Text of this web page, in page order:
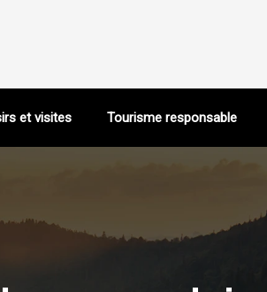
et visites Tourisme responsable